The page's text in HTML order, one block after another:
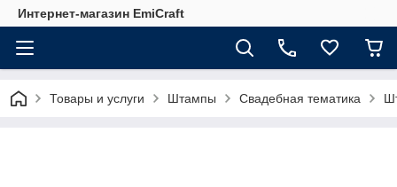
Интернет-магазин EmiCraft
Товары и услуги Штампы Свадебная тематика